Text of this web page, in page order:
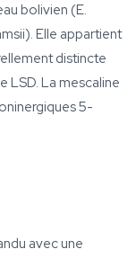
bolivien (E.
Elle appartient
distincte
LSD. La mescaline
5-
avec une